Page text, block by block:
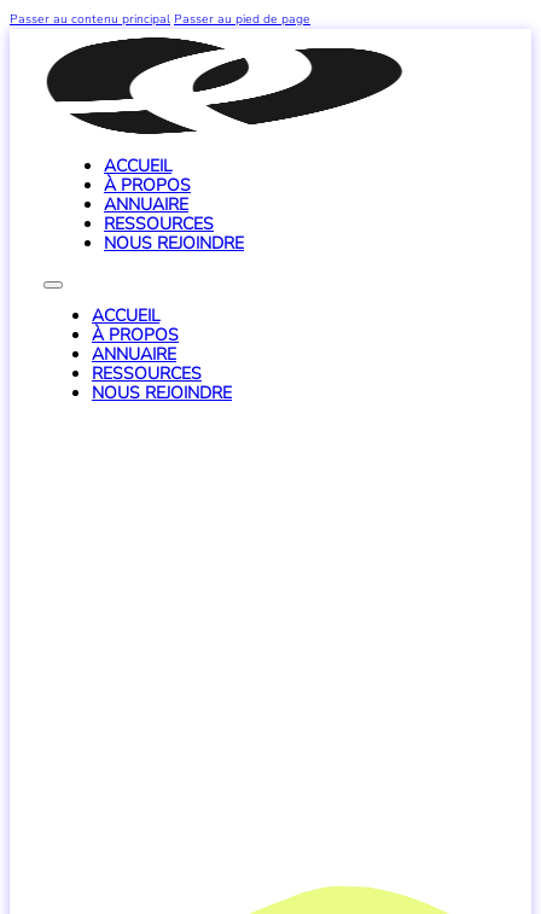
Passer au contenu principal Passer au pied de page
ACCUEIL
À PROPOS
ANNUAIRE
RESSOURCES
NOUS REJOINDRE
ACCUEIL
À PROPOS
ANNUAIRE
RESSOURCES
NOUS REJOINDRE